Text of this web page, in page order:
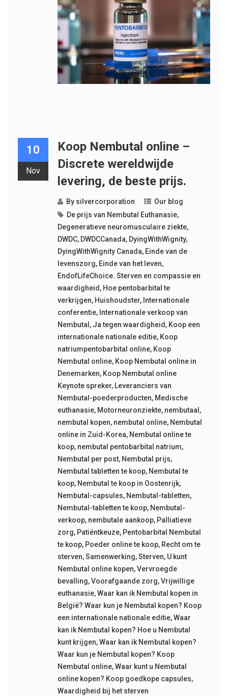
10
Nov
Koop Nembutal online –
Discrete wereldwijde
levering, de beste prijs.
By silvercorporation
Our blog
De prijs van Nembutal Euthanasie,
Degeneratieve neuromusculaire ziekte,
DWDC, DWDCCanada, DyingWithWignity,
DyingWithWignity Canada, Einde van de
levenszorg, Einde van het leven,
EndofLifeChoice. Sterven en compassie en
waardigheid , Hoe pentobarbital te
verkrijgen, Huishoudster, Internationale
conferentie, Internationale verkoop van
Nembutal , Ja tegen waardigheid , Koop een
internationale nationale editie, Koop
natriumpentobarbital online, Koop
Nembutal online, Koop Nembutal online in
Denemarken, Koop Nembutal online
Keynote spreker, Leveranciers van
Nembutal-poederproducten, Medische
euthanasie, Motorneuronziekte, nembutaal ,
nembutal kopen, nembutal online, Nembutal
online in Zuid-Korea, Nembutal online te
koop, nembutal pentobarbital natrium,
Nembutal per post, Nembutal prijs,
Nembutal tabletten te koop, Nembutal te
koop, Nembutal te koop in Oostenrijk,
Nembutal-capsules, Nembutal-tabletten,
Nembutal-tabletten te koop, Nembutal-
verkoop, nembutale aankoop, Palliatieve
zorg, Patiëntkeuze, Pentobarbital Nembutal
te koop, Poeder online te koop, Recht om te
sterven,Samenwerking,Sterven, U kunt
Nembutal online kopen,Vervroegde
bevalling,Voorafgaande zorg,Vrijwillige
euthanasie,Waar kan ik Nembutal kopen in
België? Waar kun je Nembutal kopen? Koop
een internationale nationale editie,Waar
kan ik Nembutal kopen? Hoe u Nembutal
kunt krijgen,Waar kan ik Nembutal kopen?
Waar kun je Nembutal kopen? Koop
Nembutal online,Waar kunt u Nembutal
online kopen? Koop goedkope capsules,
Waardigheid bij het sterven